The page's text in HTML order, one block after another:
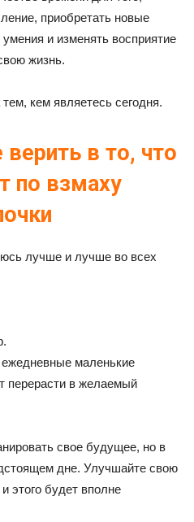
приобретать новые
и изменять восприятие
жизнь.
кем являетесь сегодня.
верить в то, что
по взмаху
лучше и лучше во всех
маленькие
перерасти в желаемый
свое будущее, но в
дне. Улучшайте свою
этого будет вполне